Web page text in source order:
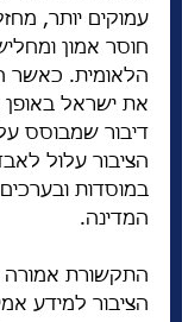
עמוקים יותר,
חוסר אמון
הלאומית. כאשר
את ישראל
דיבור שמבוסס
הציבור עלול
במוסדות
המדינה.
התקשורת
הציבור למידע